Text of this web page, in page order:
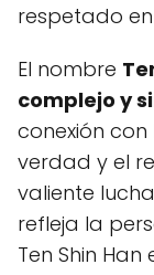
respetado
El nombre
complejo y
conexión
verdad y el
valiente
refleja la
Ten Shin